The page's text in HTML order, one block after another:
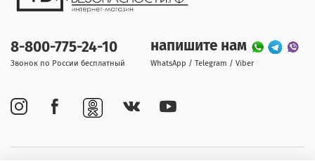
8-800-775-24-10
Звонок по России бесплатный
напишите нам
WhatsApp / Telegram / Viber